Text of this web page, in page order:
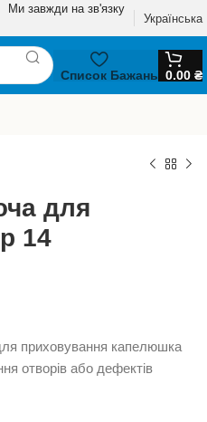
Ми завжди на зв'язку
Українська
Список Бажань 0.00 ₴
для
14
приховування капелюшка
отворів або дефектів